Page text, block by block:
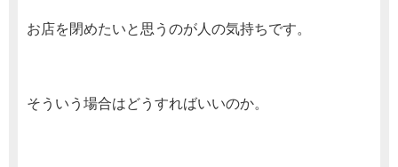
お店を閉めたいと思うのが人の気持ちです。
そういう場合はどうすればいいのか。